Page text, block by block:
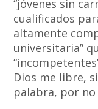
“jóvenes sin
cualificados
altamente
universitaria”
Dios me libre,
palabra, por